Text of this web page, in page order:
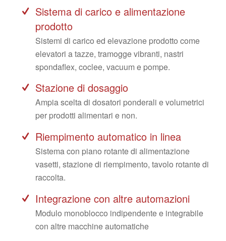
Sistema di carico e alimentazione
prodotto
Sistemi di carico ed elevazione prodotto come
elevatori a tazze, tramogge vibranti, nastri
spondaflex, coclee, vacuum e pompe.
Stazione di dosaggio
Ampia scelta di dosatori ponderali e volumetrici
per prodotti alimentari e non.
Riempimento automatico in linea
Sistema con piano rotante di alimentazione
vasetti, stazione di riempimento, tavolo rotante di
raccolta.
Integrazione con altre automazioni
Modulo monoblocco indipendente e integrabile
con altre macchine automatiche